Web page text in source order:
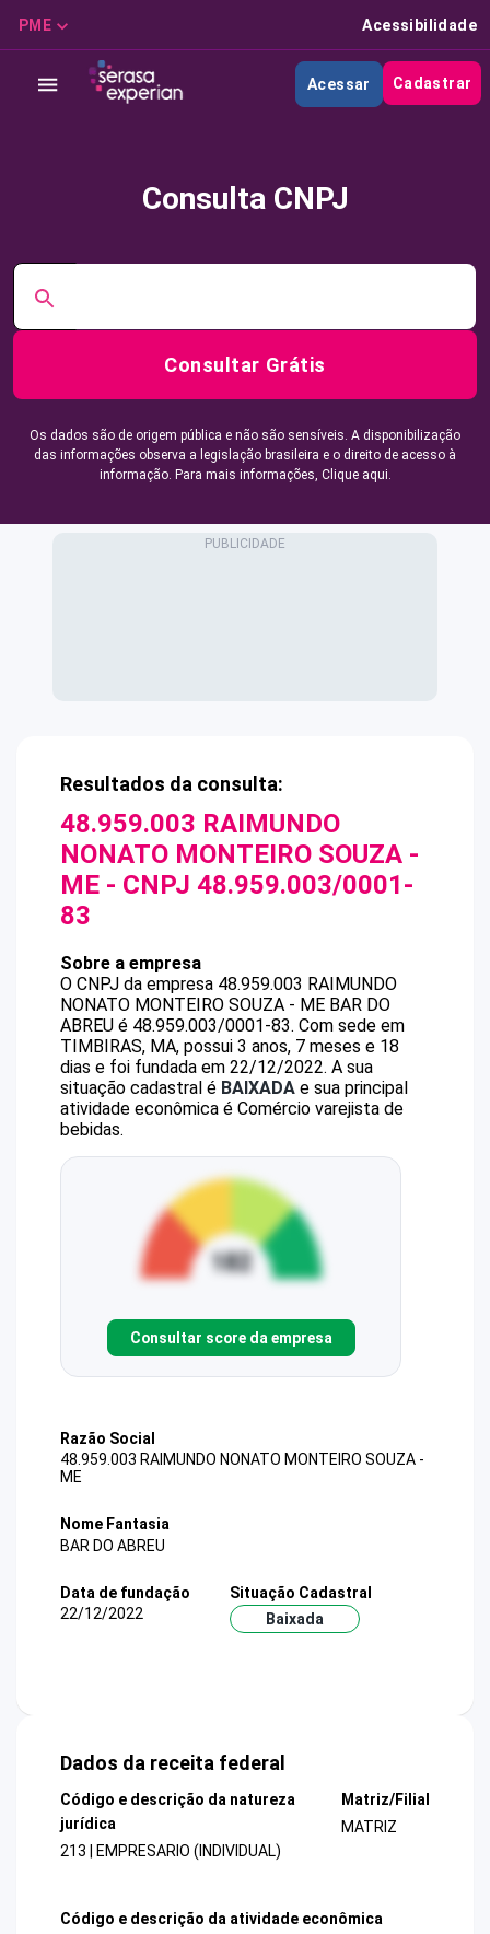
PME Acessibilidade
Acessar Cadastrar
Consulta CNPJ
Consultar Grátis
Os dados são de origem pública e não são sensíveis. A disponibilização
das informações observa a legislação brasileira e o direito de acesso à
informação. Para mais informações, Clique aqui.
Resultados da consulta:
48.959.003 RAIMUNDO
NONATO MONTEIRO SOUZA -
ME - CNPJ 48.959.003/0001-
83
Sobre a empresa
O CNPJ da empresa 48.959.003 RAIMUNDO
NONATO MONTEIRO SOUZA - ME BAR DO
ABREU é 48.959.003/0001-83. Com sede em
TIMBIRAS, MA, possui 3 anos, 7 meses e 18
dias e foi fundada em 22/12/2022. A sua
situação cadastral é BAIXADA e sua principal
atividade econômica é Comércio varejista de
bebidas.
Consultar score da empresa
Razão Social
48.959.003 RAIMUNDO NONATO MONTEIRO SOUZA -
ME
Nome Fantasia
BAR DO ABREU
Data de fundação
22/12/2022
Situação Cadastral
Baixada
Dados da receita federal
Código e descrição da natureza
jurídica
213 | EMPRESARIO (INDIVIDUAL)
Matriz/Filial
MATRIZ
Código e descrição da atividade econômica